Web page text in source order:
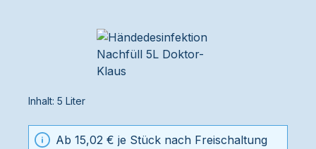
Inhalt: 5 Liter
Ab 15,02 € je Stück nach Freischaltung